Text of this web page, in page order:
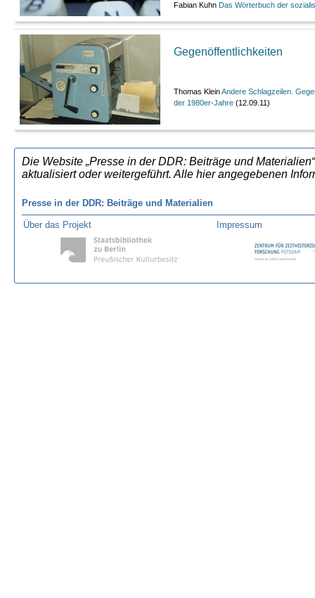
Fabian Kuhn Das Wörterbuch der
Gegenöffentlichkeiten
Thomas KleinAndere Schlagzeilen.
der 1980er-Jahre (12.09.11)
Die Website „Presse in der DDR: Beiträge und
aktualisiert oder weitergeführt. Alle hier angegebenen
Presse in der DDR: Beiträge und Materialien
Über das Projekt Impressum